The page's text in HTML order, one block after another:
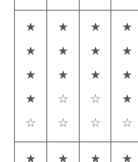
★
★
★
★
☆
★
★
★
☆
☆
★
★
★
☆
☆
★
★
★
★
☆